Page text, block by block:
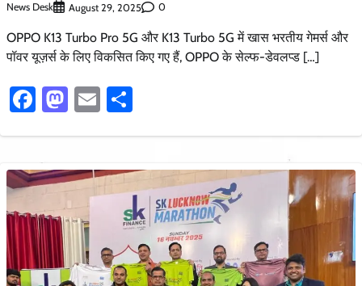
News Desk August 29, 2025 0
OPPO K13 Turbo Pro 5G और K13 Turbo 5G में खास भरतीय गेमर्स और
पॉवर यूज़र्स के लिए विकसित किए गए हैं, OPPO के सेल्फ-डेवलप्ड […]
Facebook
Mastodon
Email